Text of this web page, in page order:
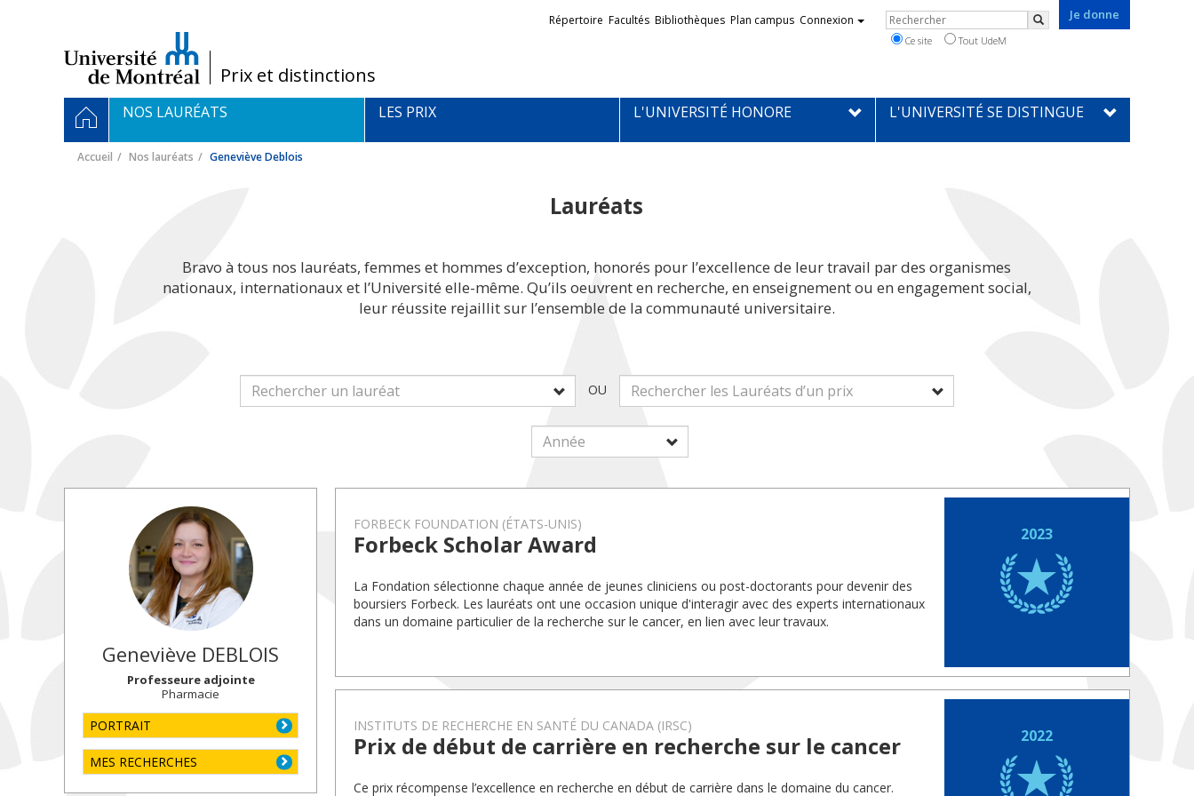
/Prix et distinctions
Je donne
Liens
externes
Répertoire Facultés Bibliothèques Plan campus Connexion Rechercher
Rechercher
Ce site Tout UdeM
Navigation
principale
ACCUEIL
NOS LAURÉATS LES PRIX L'UNIVERSITÉ HONORE L'UNIVERSITÉ SE DISTINGUE
Accueil Nos lauréats Geneviève Deblois
Lauréats
Bravo à tous nos lauréats, femmes et hommes d’exception, honorés pour l’excellence de leur travail par des organismes
nationaux, internationaux et l’Université elle-même. Qu’ils oeuvrent en recherche, en enseignement ou en engagement social,
leur réussite rejaillit sur l’ensemble de la communauté universitaire.
OU
Geneviève DEBLOIS
Professeure adjointe
Pharmacie
PORTRAIT
MES RECHERCHES
FORBECK FOUNDATION (ÉTATS-UNIS)
Forbeck Scholar Award
La Fondation sélectionne chaque année de jeunes cliniciens ou post-doctorants pour devenir des
boursiers Forbeck. Les lauréats ont une occasion unique d'interagir avec des experts internationaux
dans un domaine particulier de la recherche sur le cancer, en lien avec leur travaux.
2023
INSTITUTS DE RECHERCHE EN SANTÉ DU CANADA (IRSC)
Prix de début de carrière en recherche sur le cancer
Ce prix récompense l’excellence en recherche en début de carrière dans le domaine du cancer.
2022